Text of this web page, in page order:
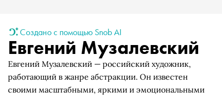
Создано с помощью Snob AI
Евгений Музалевский
Евгений Музалевский — российский художник,
работающий в жанре абстракции. Он известен
своими масштабными, яркими и эмоциональными